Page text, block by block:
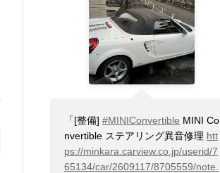
「[整備] #MINIConvertible MINI Co
nvertible ステアリング異音修理 htt
ps://minkara.carview.co.jp/userid/7
65134/car/2609117/8705559/note.